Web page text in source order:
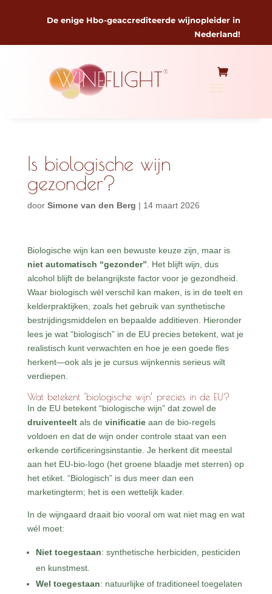
De enige Hbo-geaccrediteerde wijnopleider in
Nederland!
Is biologische wijn
gezonder?
door Simone van den Berg | 14 maart 2026
Biologische wijn kan een bewuste keuze zijn, maar is
niet automatisch “gezonder” . Het blijft wijn, dus
alcohol blijft de belangrijkste factor voor je gezondheid.
Waar biologisch wél verschil kan maken, is in de teelt en
kelderpraktijken, zoals het gebruik van synthetische
bestrijdingsmiddelen en bepaalde additieven. Hieronder
lees je wat “biologisch” in de EU precies betekent, wat je
realistisch kunt verwachten en hoe je een goede fles
herkent—ook als je je cursus wijnkennis serieus wilt
verdiepen.
Wat betekent ‘biologische wijn’ precies in de EU?
In de EU betekent “biologische wijn” dat zowel de
druiventeeltals de vinificatieaan de bio-regels
voldoen en dat de wijn onder controle staat van een
erkende certificeringsinstantie. Je herkent dit meestal
aan het EU-bio-logo (het groene blaadje met sterren) op
het etiket. “Biologisch” is dus meer dan een
marketingterm; het is een wettelijk kader.
In de wijngaard draait bio vooral om wat niet mag en wat
wél moet:
Niet toegestaan: synthetische herbiciden, pesticiden
en kunstmest.
Wel toegestaan: natuurlijke of traditioneel toegelaten